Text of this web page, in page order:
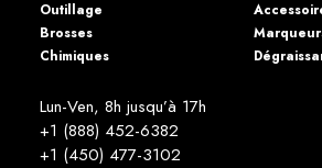
Outillage
Brosses
Chimiques
Lun-Ven, 8h jusqu’à 17h
+1 (888) 452-6382
+1 (450) 477­-3102